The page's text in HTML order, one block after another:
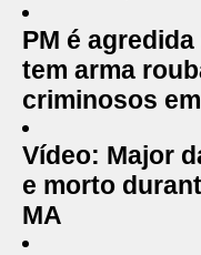
PM é
tem arma
criminosos
Vídeo: Major
e morto
MA